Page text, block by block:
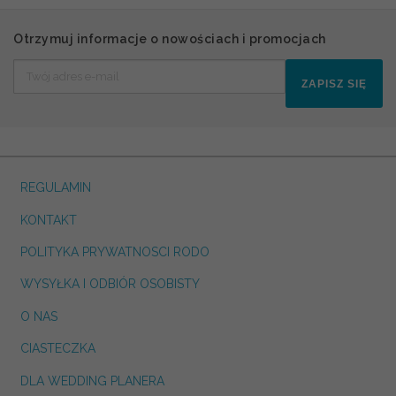
Otrzymuj informacje o nowościach i promocjach
ZAPISZ SIĘ
REGULAMIN
KONTAKT
POLITYKA PRYWATNOSCI RODO
WYSYŁKA I ODBIÓR OSOBISTY
O NAS
CIASTECZKA
DLA WEDDING PLANERA